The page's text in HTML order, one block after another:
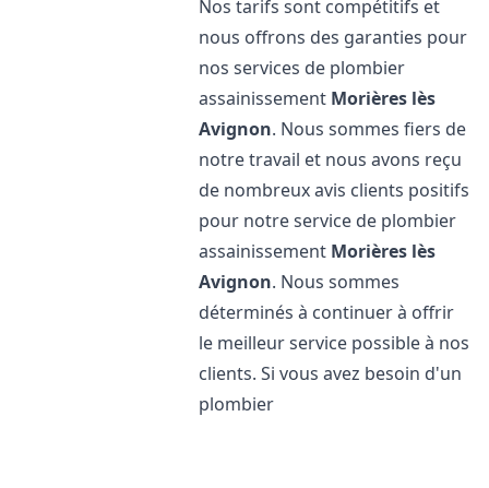
Nos tarifs sont compétitifs et
nous offrons des garanties pour
nos services de plombier
assainissement Morières lès
Avignon. Nous sommes fiers de
notre travail et nous avons reçu
de nombreux avis clients positifs
pour notre service de plombier
assainissement Morières lès
Avignon. Nous sommes
déterminés à continuer à offrir
le meilleur service possible à nos
clients. Si vous avez besoin d'un
plombier